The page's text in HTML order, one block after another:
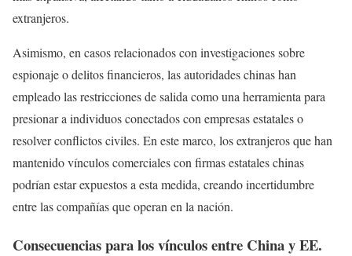
extranjeros.
Asimismo, en casos relacionados con investigaciones sobre
espionaje o delitos financieros, las autoridades chinas han
empleado las restricciones de salida como una herramienta para
presionar a individuos conectados con empresas estatales o
resolver conflictos civiles. En este marco, los extranjeros que han
mantenido vínculos comerciales con firmas estatales chinas
podrían estar expuestos a esta medida, creando incertidumbre
entre las compañías que operan en la nación.
Consecuencias para los vínculos entre China y EE.